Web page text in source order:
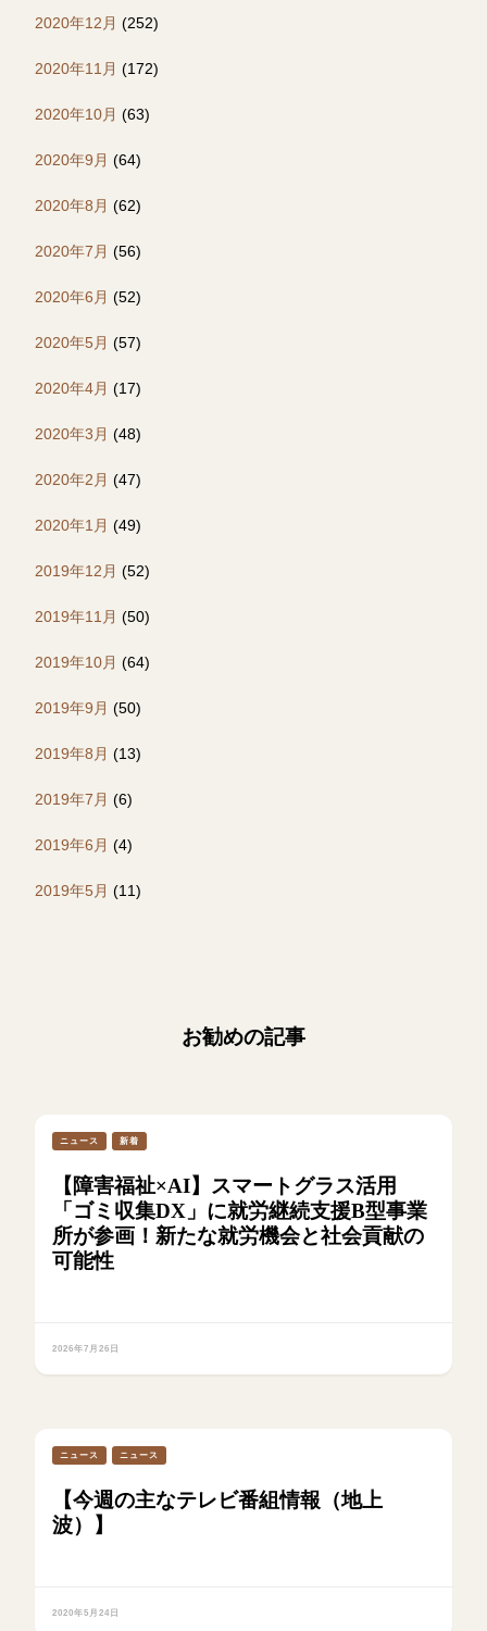
2020年12月 (252)
2020年11月 (172)
2020年10月 (63)
2020年9月 (64)
2020年8月 (62)
2020年7月 (56)
2020年6月 (52)
2020年5月 (57)
2020年4月 (17)
2020年3月 (48)
2020年2月 (47)
2020年1月 (49)
2019年12月 (52)
2019年11月 (50)
2019年10月 (64)
2019年9月 (50)
2019年8月 (13)
2019年7月 (6)
2019年6月 (4)
2019年5月 (11)
お勧めの記事
ニュース 新着
【障害福祉×AI】スマートグラス活用
「ゴミ収集DX」に就労継続支援B型事業
所が参画！新たな就労機会と社会貢献の
可能性
2026年7月26日
ニュース ニュース
【今週の主なテレビ番組情報（地上
波）】
2020年5月24日